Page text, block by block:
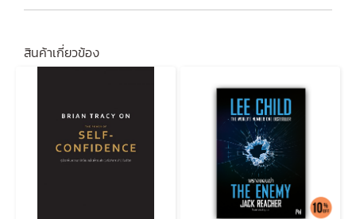
สินค้าเกี่ยวข้อง